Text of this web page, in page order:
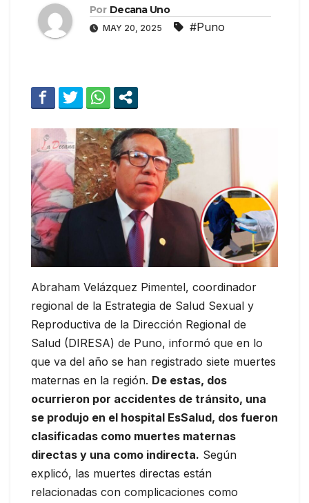
Por Decana Uno
MAY 20, 2025 #Puno
Abraham Velázquez Pimentel, coordinador
regional de la Estrategia de Salud Sexual y
Reproductiva de la Dirección Regional de
Salud (DIRESA) de Puno, informó que en lo
que va del año se han registrado siete muertes
maternas en la región. De estas, dos
ocurrieron por accidentes de tránsito, una
se produjo en el hospital EsSalud, dos fueron
clasificadas como muertes maternas
directas y una como indirecta. Según
explicó, las muertes directas están
relacionadas con complicaciones como